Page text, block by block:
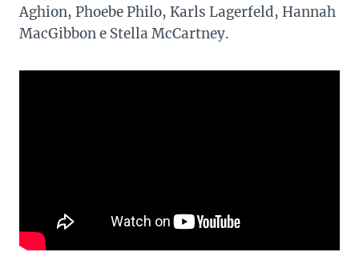
Aghion, Phoebe Philo, Karls Lagerfeld, Hannah
MacGibbon e Stella McCartney.